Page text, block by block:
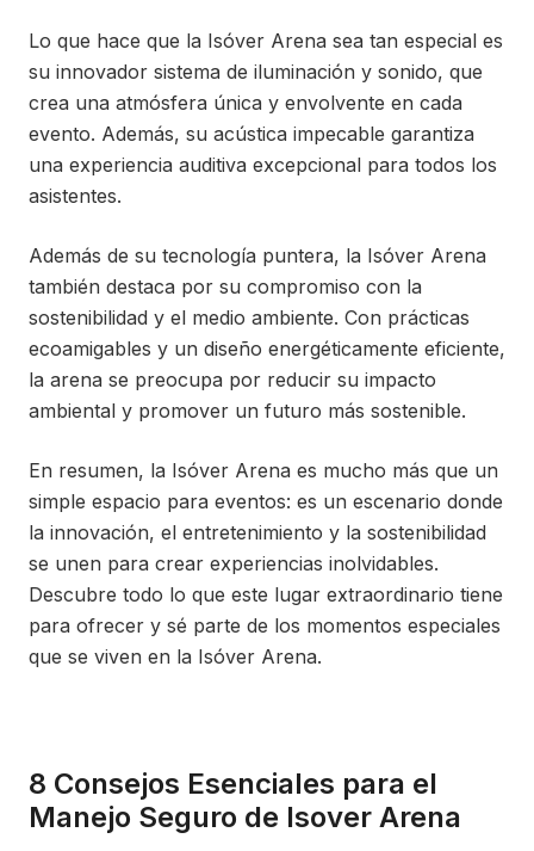
Lo que hace que la Isóver Arena sea tan especial es
su innovador sistema de iluminación y sonido, que
crea una atmósfera única y envolvente en cada
evento. Además, su acústica impecable garantiza
una experiencia auditiva excepcional para todos los
asistentes.
Además de su tecnología puntera, la Isóver Arena
también destaca por su compromiso con la
sostenibilidad y el medio ambiente. Con prácticas
ecoamigables y un diseño energéticamente eficiente,
la arena se preocupa por reducir su impacto
ambiental y promover un futuro más sostenible.
En resumen, la Isóver Arena es mucho más que un
simple espacio para eventos: es un escenario donde
la innovación, el entretenimiento y la sostenibilidad
se unen para crear experiencias inolvidables.
Descubre todo lo que este lugar extraordinario tiene
para ofrecer y sé parte de los momentos especiales
que se viven en la Isóver Arena.
8 Consejos Esenciales para el
Manejo Seguro de Isover Arena